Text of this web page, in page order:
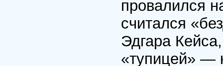
провалился
считался
Эдгара
«тупицей» —